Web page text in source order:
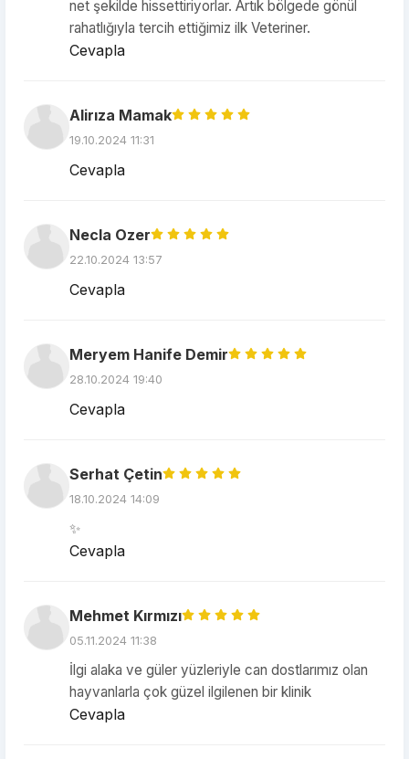
net şekilde hissettiriyorlar. Artık bölgede gönül
rahatlığıyla tercih ettiğimiz ilk Veteriner.
Cevapla
Alirıza Mamak
19.10.2024 11:31
Cevapla
Necla Ozer
22.10.2024 13:57
Cevapla
Meryem Hanife Demir
28.10.2024 19:40
Cevapla
Serhat Çetin
18.10.2024 14:09
✨
Cevapla
Mehmet Kırmızı
05.11.2024 11:38
İlgi alaka ve güler yüzleriyle can dostlarımız olan
hayvanlarla çok güzel ilgilenen bir klinik
Cevapla